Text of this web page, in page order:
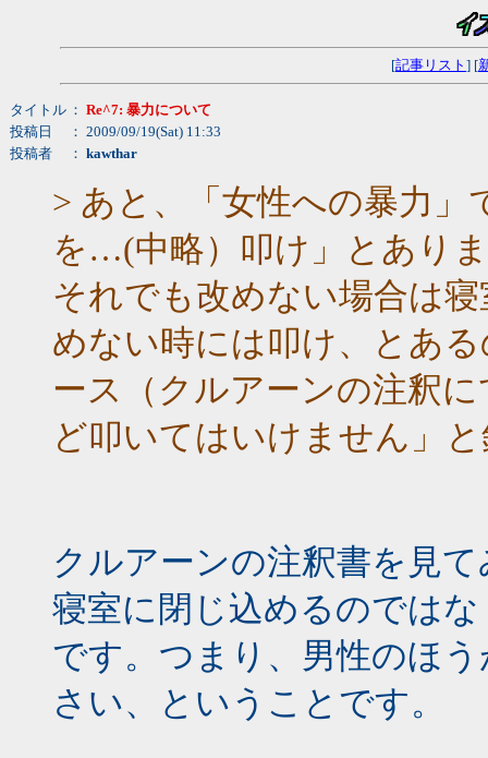
[記事リスト ] [
タイトル ： Re^7: 暴力について
投稿日
： 2009/09/19(Sat) 11:33
投稿者
： kawthar
> あと、「女性への暴力
を…(中略）叩け」とあり
それでも改めない場合は
めない時には叩け、とあ
ース（クルアーンの注釈
ど叩いてはいけません」
クルアーンの注釈書を見
寝室に閉じ込めるのでは
です。つまり、男性のほ
さい、ということです。